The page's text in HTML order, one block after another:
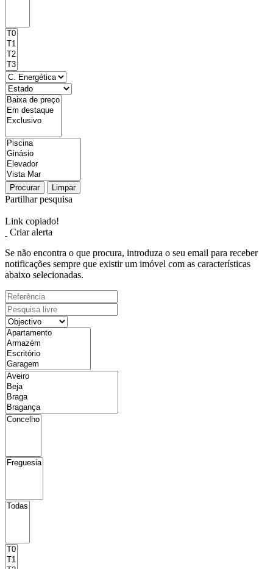
Procurar Limpar
Partilhar pesquisa
Link copiado!
Criar alerta
Se não encontra o que procura, introduza o seu email para receber
notificações sempre que existir um imóvel com as características
abaixo selecionadas.